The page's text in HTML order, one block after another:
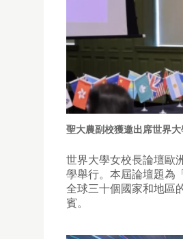
聖大農副校獲邀出席世界
世界大學女校長論壇歐
學舉行。本屆論壇題為
全球三十個國家和地區
賓。